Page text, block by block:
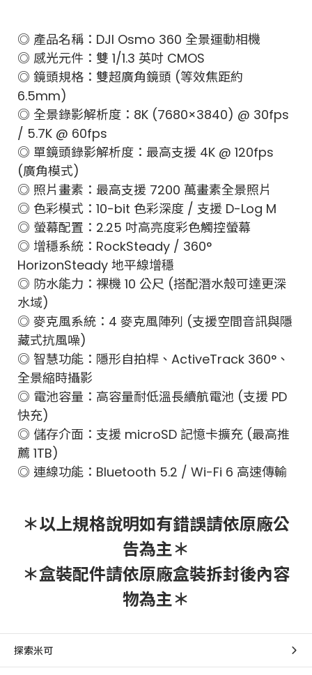
◎ 產品名稱：DJI Osmo 360 全景運動相機
◎ 感光元件：雙 1/1.3 英吋 CMOS
◎ 鏡頭規格：雙超廣角鏡頭 (等效焦距約
6.5mm)
◎ 全景錄影解析度：8K (7680×3840) @ 30fps
/ 5.7K @ 60fps
◎ 單鏡頭錄影解析度：最高支援 4K @ 120fps
(廣角模式)
◎ 照片畫素：最高支援 7200 萬畫素全景照片
◎ 色彩模式：10-bit 色彩深度 / 支援 D-Log M
◎ 螢幕配置：2.25 吋高亮度彩色觸控螢幕
◎ 增穩系統：RockSteady / 360°
HorizonSteady 地平線增穩
◎ 防水能力：裸機 10 公尺 (搭配潛水殼可達更深
水域)
◎ 麥克風系統：4 麥克風陣列 (支援空間音訊與隱
藏式抗風噪)
◎ 智慧功能：隱形自拍桿、ActiveTrack 360°、
全景縮時攝影
◎ 電池容量：高容量耐低溫長續航電池 (支援 PD
快充)
◎ 儲存介面：支援 microSD 記憶卡擴充 (最高推
薦 1TB)
◎ 連線功能：Bluetooth 5.2 / Wi-Fi 6 高速傳輸
＊以上規格說明如有錯誤請依原廠公
告為主＊
＊盒裝配件請依原廠盒裝拆封後內容
物為主＊
探索米可